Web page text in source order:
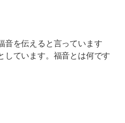
音を伝えると言っています
しています。福音とは何です